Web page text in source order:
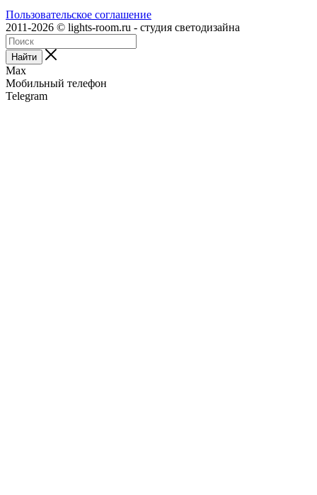
Пользовательское соглашение
2011-2026 © lights-room.ru - студия светодизайна
Найти
Max
Мобильный телефон
Telegram